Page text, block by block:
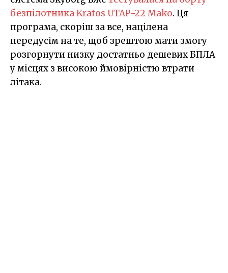
безпілотника Kratos UTAP-22 Mako. Ця
програма, скоріш за все, націлена
передусім на те, щоб зрештою мати змогу
розгорнути низку достатньо дешевих БПЛА
у місцях з високою ймовірністю втрати
літака.